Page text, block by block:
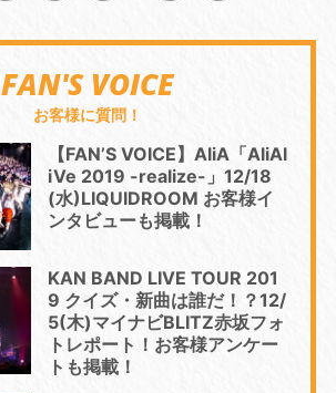
FAN'S VOICE
お客様に質問！
【FAN’S VOICE】AliA「AliAl
iVe 2019 -realize-」12/18
(水)LIQUIDROOM お客様イ
ンタビューも掲載！
KAN BAND LIVE TOUR 201
9 クイズ・新曲は誰だ！？12/
5(木)マイナビBLITZ赤坂フォ
トレポート！お客様アンケー
トも掲載！